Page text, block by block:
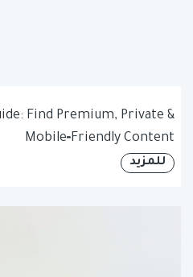
Find Premium, Private &
Mobile‑Friendly Content
للمزيد